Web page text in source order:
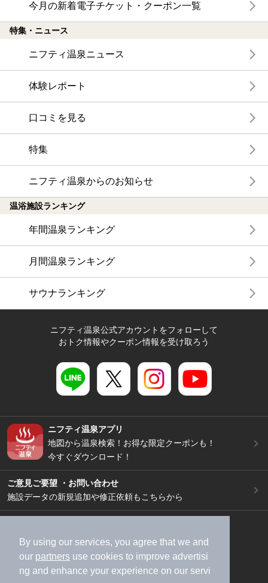
By using our services, you agree that we and
our partners use cookies to improve advertisi
ng and enhance your experience on our servi
今月の新着電子チケット・クーポン一覧
特集・ニュース
ニフティ温泉ニュース
体験レポート
口コミを見る
特集
ニフティ温泉からのお知らせ
温浴施設ランキング
年間温泉ランキング
月間温泉ランキング
サウナランキング
ニフティ温泉公式アカウントをフォローして
おトク情報やクーポン情報を受け取ろう
ニフティ温泉アプリ
地図から温泉検索！お得な限定クーポンも！
今すぐダウンロード！
ご意見ご要望 ・お問い合わせ
施設データの新規追加や修正依頼もこちらから
加盟店募集（資料請求）
広告出稿のご案内
利用規約
ライフスタイルMEMBERS+規約
特定商取引法に基づく表記
ヘルプ 採用情報